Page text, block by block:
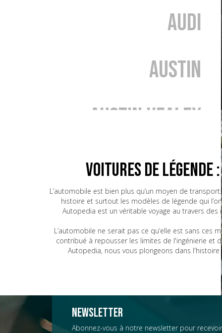
Audi
Austin
Austin Healey
BMW
Bugatti
CG
Chevrolet
Voitures de
L’automobile est bien plus qu’un moyen de
histoire et surtout les modèles de légende qui
Autopedia est un véritable voyage au travers
L’automobile ne serait pas ce qu’elle est sans
contribué à repousser les limites de l'ingénierie et
Autopedia, nous vous plongeons dans
Newsletter
Abonnez-vous à notre newsletter pour